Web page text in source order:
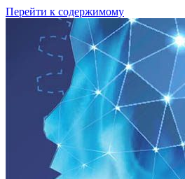
Перейти к содержимому